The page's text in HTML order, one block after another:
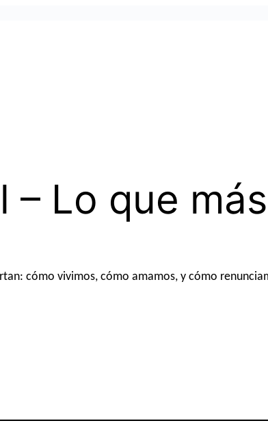
– Lo que
cómo vivimos, cómo amamos, y cómo